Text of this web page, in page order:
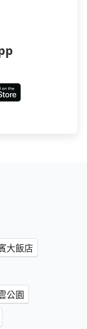
大飯店
公園